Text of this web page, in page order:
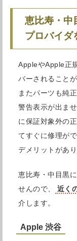
恵比寿・中
プロバイダ
AppleやApple正
バーされること
またパーツも純
警告表示が出ま
に保証対象外の
てすぐに修理が
デメリットがあり
恵比寿・中目黒
せんので、
近く
介します。
Apple 渋谷